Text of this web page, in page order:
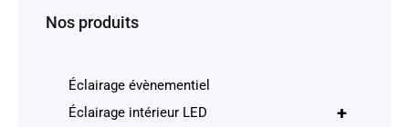
Nos produits
Éclairage évènementiel
+
Éclairage intérieur LED